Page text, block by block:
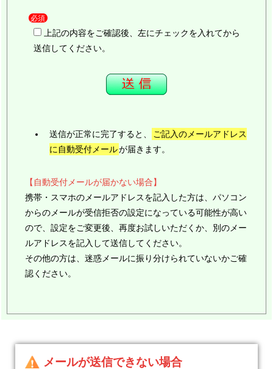
必須
上記の内容をご確認後、左にチェックを入れてから
送信してください。
送信が正常に完了すると、
ご記入のメールアドレス
に自動受付メールが届きます。
【自動受付メールが届かない場合】
携帯・スマホのメールアドレスを記入した方は、パソコン
からのメールが受信拒否の設定になっている可能性が高い
ので、設定をご変更後、再度お試しいただくか、別のメー
ルアドレスを記入して送信してください。
その他の方は、迷惑メールに振り分けられていないかご確
認ください。
メールが送信できない場合